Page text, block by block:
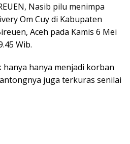
Nasib pilu menimpa
Om Cuy di Kabupaten
Aceh pada Kamis 6 Mei
Wib.
hanya menjadi korban
juga terkuras senilai